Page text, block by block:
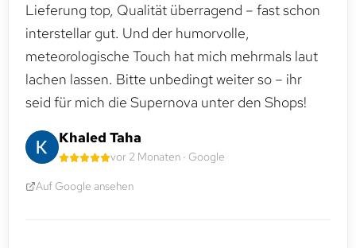
Lieferung top, Qualität überragend – fast schon
interstellar gut. Und der humorvolle,
meteorologische Touch hat mich mehrmals laut
lachen lassen. Bitte unbedingt weiter so – ihr
seid für mich die Supernova unter den Shops!
Khaled Taha
vor 2 Monaten · Google
Auf Google ansehen